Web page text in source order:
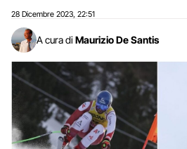
28 Dicembre 2023 22:51
A cura di Maurizio De Santis